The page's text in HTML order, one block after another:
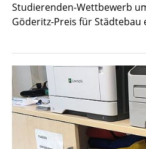
Studierenden-Wettbewerb
Göderitz-Preis für Städtebau